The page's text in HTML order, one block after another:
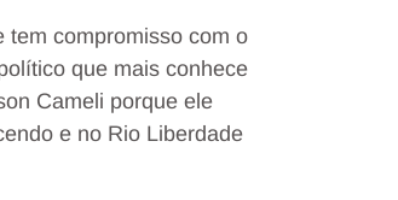
tem compromisso com o
que mais conhece
Cameli porque ele
e no Rio Liberdade